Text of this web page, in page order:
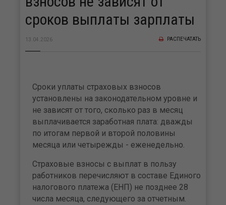
сроков выплаты зарплаты
13.04.2026 РАСПЕЧАТАТЬ
Сроки уплаты страховых взносов
установлены на законодательном уровне и
не зависят от того, сколько раз в месяц
выплачивается заработная плата: дважды
по итогам первой и второй половины
месяца или четырежды - еженедельно.
Страховые взносы с выплат в пользу
работников перечисляют в составе Единого
налогового платежа (ЕНП) не позднее 28
числа месяца, следующего за отчетным.